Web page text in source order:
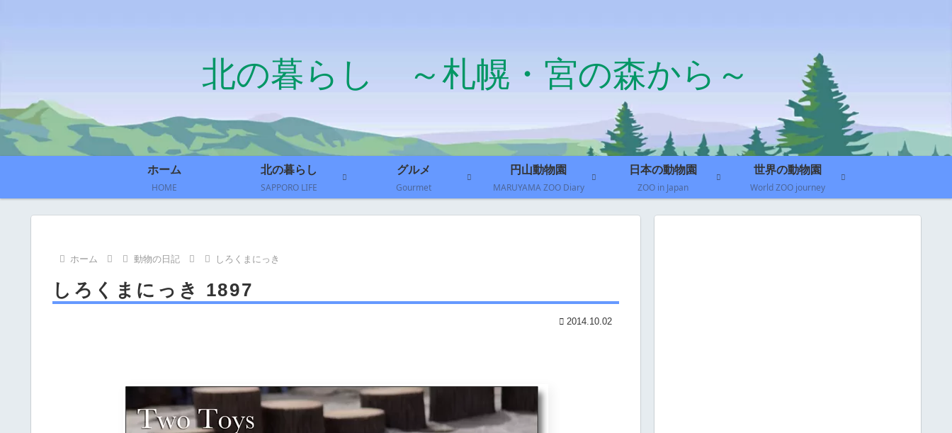
北の暮らし ～札幌・宮の森から～
ホーム
HOME
北の暮らし
SAPPORO LIFE
グルメ
Gourmet
円山動物園
MARUYAMA ZOO Diary
日本の動物園
ZOO in Japan
世界の動物園
World ZOO journey
ホーム 動物の日記 しろくまにっき
しろくまにっき 1897
2014.10.02